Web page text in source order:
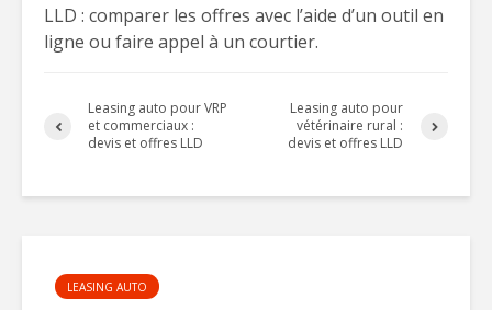
LLD : comparer les offres avec l’aide d’un outil en
ligne ou faire appel à un courtier.
Leasing auto pour VRP
et commerciaux :
devis et offres LLD
Leasing auto pour
vétérinaire rural :
devis et offres LLD
LEASING AUTO